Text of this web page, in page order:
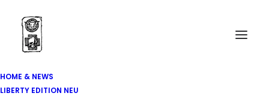
HOME & NEWS
LIBERTY EDITION NEU